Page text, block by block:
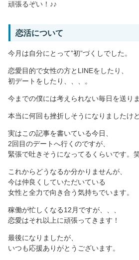
頑張るぞい！♪♪
恋活について
今月は自分にとって”初”づくしでした。
恋愛目的で女性の方とLINEをしたり、
初デートをしたり、、、。
今までの僕には考えられない毎日を送りま
本当に何回も挫折しそうになりましたけ
実はこの記事を書いている今日、
2回目のデートへ行くのですが、
緊張で吐きそうになってるくらいです。
これからどうなるか分かりませんが、
今は仲良くしていただいている
女性と全力で向き合う気持ちでいます。
稼働が忙しくなる12月ですが、、、
恋愛はそれ以上に頑張ってきます！
最後になりましたが、
いつも応援ありがとうございます。